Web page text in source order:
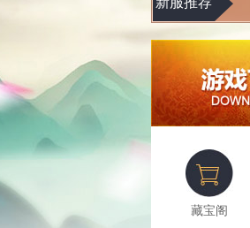
藏宝阁